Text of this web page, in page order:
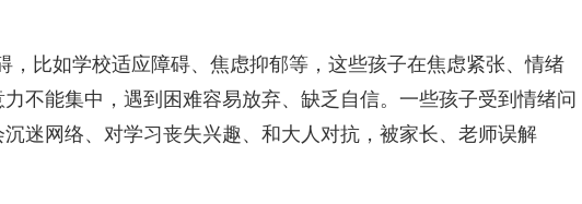
，比如学校适应障碍、焦虑抑郁等，这些孩子在焦虑紧张、情绪
不能集中，遇到困难容易放弃、缺乏自信。一些孩子受到情绪问
迷网络、对学习丧失兴趣、和大人对抗，被家长、老师误解